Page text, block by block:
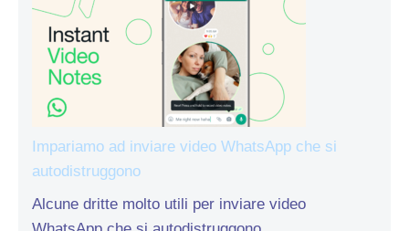
Impariamo ad inviare video WhatsApp che si
autodistruggono
Alcune dritte molto utili per inviare video